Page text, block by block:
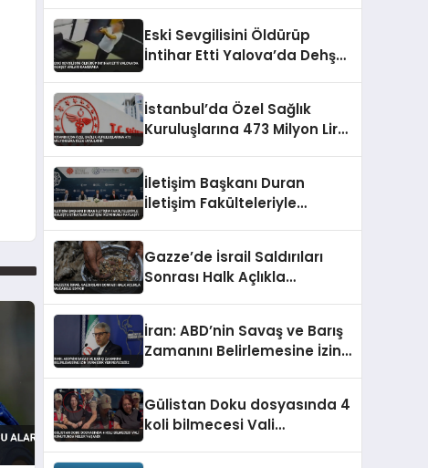
Eski Sevgilisini Öldürüp
İntihar Etti Yalova’da Dehşet
İstanbul’da Özel Sağlık
Kuruluşlarına 473 Milyon Lira
İletişim Başkanı Duran
İletişim Fakülteleriyle
Gazze’de İsrail Saldırıları
Sonrası Halk Açlıkla
İran: ABD’nin Savaş ve Barış
Zamanını Belirlemesine İzin
Gülistan Doku dosyasında 4
koli bilmecesi Vali